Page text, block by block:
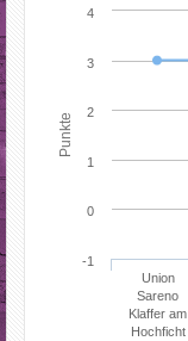
Punkte
Union
Sareno
Klaffer am
Hochficht
0
1
2
3
-1
4